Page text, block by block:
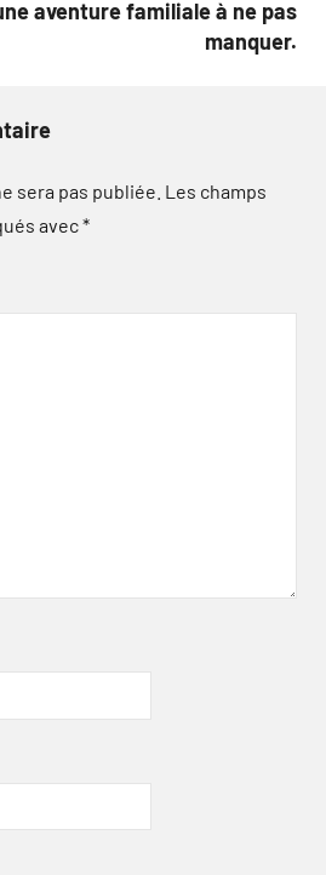
aventure familiale à ne pas
manquer.
sera pas publiée. Les champs
avec*